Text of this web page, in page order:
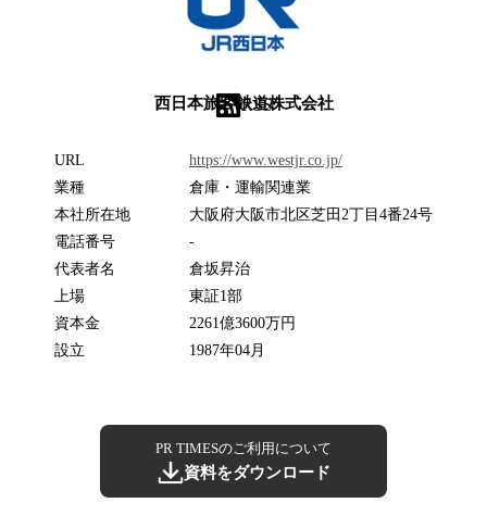
西日本旅客鉄道株式会社
RSS
URL
https://www.westjr.co.jp/
業種
倉庫・運輸関連業
本社所在地
大阪府大阪市北区芝田2丁目4番24号
電話番号
-
代表者名
倉坂昇治
上場
東証1部
資本金
2261億3600万円
設立
1987年04月
PR TIMESのご利用について
資料をダウンロード